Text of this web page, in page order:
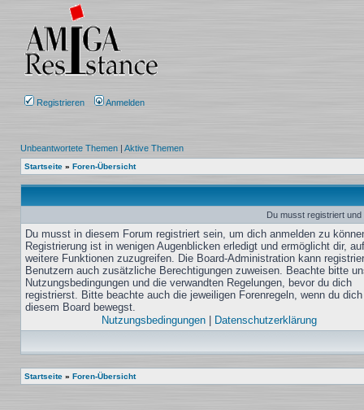
Registrieren Anmelden
Unbeantwortete Themen | Aktive Themen
Startseite » Foren-Übersicht
Du musst registriert
Du musst in diesem Forum registriert sein, um dich anmelden zu
Registrierung ist in wenigen Augenblicken erledigt und ermöglicht dir, auf
weitere Funktionen zuzugreifen. Die Board-Administration kann
Benutzern auch zusätzliche Berechtigungen zuweisen. Beachte bitte
Nutzungsbedingungen und die verwandten Regelungen, bevor du dich
registrierst. Bitte beachte auch die jeweiligen Forenregeln, wenn du
diesem Board bewegst.
Nutzungsbedingungen
Datenschutzerklärung
Startseite » Foren-Übersicht